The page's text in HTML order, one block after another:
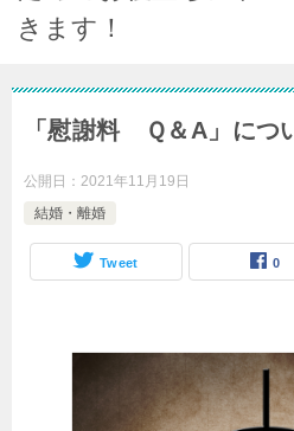
きます！
「慰謝料 Ｑ＆A」につ
公開日： 2021年11月19日
結婚・離婚
Tweet 0